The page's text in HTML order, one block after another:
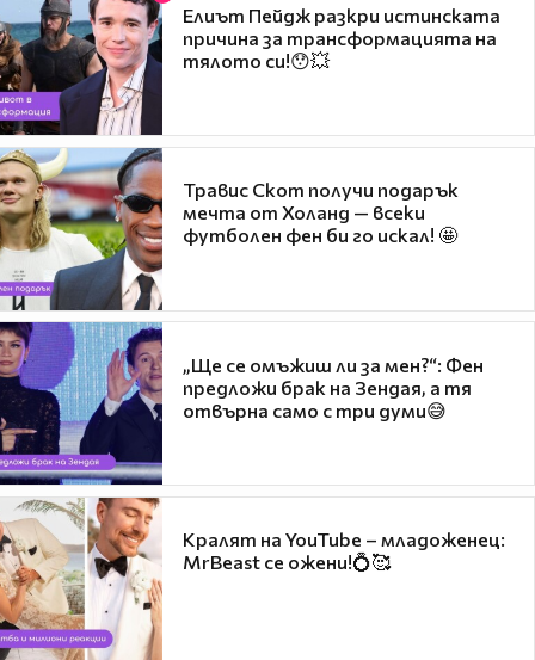
Елиът Пейдж разкри истинската
причина за трансформацията на
тялото си!😯💥
Травис Скот получи подарък
мечта от Холанд — всеки
футболен фен би го искал! 🤩
„Ще се омъжиш ли за мен?“: Фен
предложи брак на Зендая, а тя
отвърна само с три думи😅
Кралят на YouTube – младоженец:
MrBeast се ожени!💍🥰